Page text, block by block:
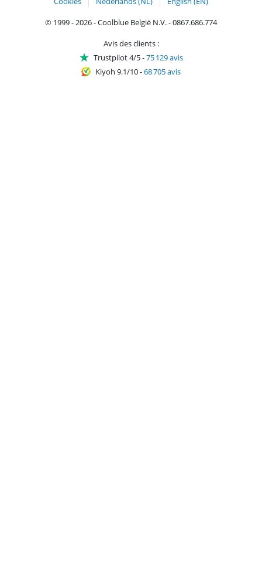
© 1999 - 2026 - Coolblue België N.V. - 0867.686.774
Avis des clients :
Trustpilot 4/5-75 129 avis
Kiyoh 9.1/10-68 705 avis